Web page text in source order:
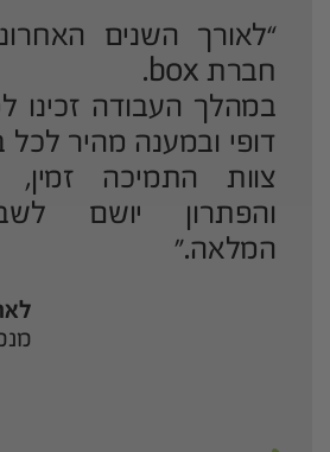
“לאורך השנים
חברת box.
במהלך העבודה זכינו
דופי ובמענה מהיר לכל
צוות התמיכה זמין,
והפתרון יושם
המלאה.”